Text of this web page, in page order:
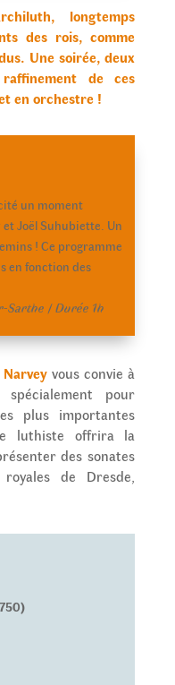
longtemps
des rois, comme
Une soirée, deux
de ces
en orchestre !
un moment
Joël Suhubiette. Un
! Ce programme
en fonction des
Sarthe / Durée 1h
vous convie à
pour
plus importantes
luthiste offrira la
des sonates
de Dresde,